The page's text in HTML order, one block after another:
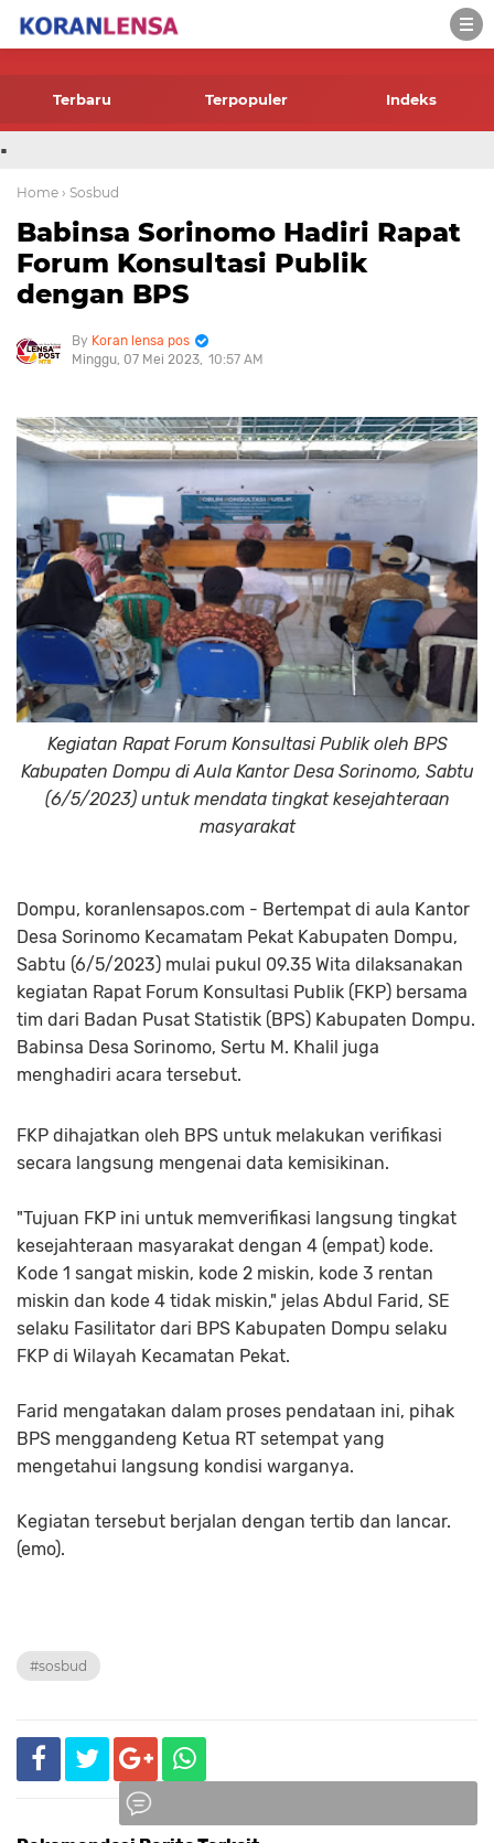
-->
Terbaru Terpopuler Indeks
.
Home › Sosbud
Babinsa Sorinomo Hadiri Rapat
Forum Konsultasi Publik
dengan BPS
Koran lensa pos
Minggu, 07 Mei 2023 10:57 AM
Kegiatan Rapat Forum Konsultasi Publik oleh BPS
Kabupaten Dompu di Aula Kantor Desa Sorinomo, Sabtu
(6/5/2023) untuk mendata tingkat kesejahteraan
masyarakat
Dompu, koranlensapos.com - Bertempat di aula Kantor
Desa Sorinomo Kecamatam Pekat Kabupaten Dompu,
Sabtu (6/5/2023) mulai pukul 09.35 Wita dilaksanakan
kegiatan Rapat Forum Konsultasi Publik (FKP) bersama
tim dari Badan Pusat Statistik (BPS) Kabupaten Dompu.
Babinsa Desa Sorinomo, Sertu M. Khalil juga
menghadiri acara tersebut.
FKP dihajatkan oleh BPS untuk melakukan verifikasi
secara langsung mengenai data kemisikinan.
"Tujuan FKP ini untuk memverifikasi langsung tingkat
kesejahteraan masyarakat dengan 4 (empat) kode.
Kode 1 sangat miskin, kode 2 miskin, kode 3 rentan
miskin dan kode 4 tidak miskin," jelas Abdul Farid, SE
selaku Fasilitator dari BPS Kabupaten Dompu selaku
FKP di Wilayah Kecamatan Pekat.
Farid mengatakan dalam proses pendataan ini, pihak
BPS menggandeng Ketua RT setempat yang
mengetahui langsung kondisi warganya.
Kegiatan tersebut berjalan dengan tertib dan lancar.
(emo).
#sosbud